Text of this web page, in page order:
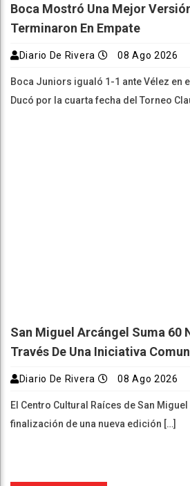
Boca Mostró Una Mejor
Terminaron En Empate
Diario De Rivera 08 Ago 2026
Boca Juniors igualó 1-1 ante Vélez en
Ducó por la cuarta fecha del Torneo
San Miguel Arcángel Suma 60
Través De Una Iniciativa
Diario De Rivera 08 Ago 2026
El Centro Cultural Raíces de San
finalización de una nueva edición […]